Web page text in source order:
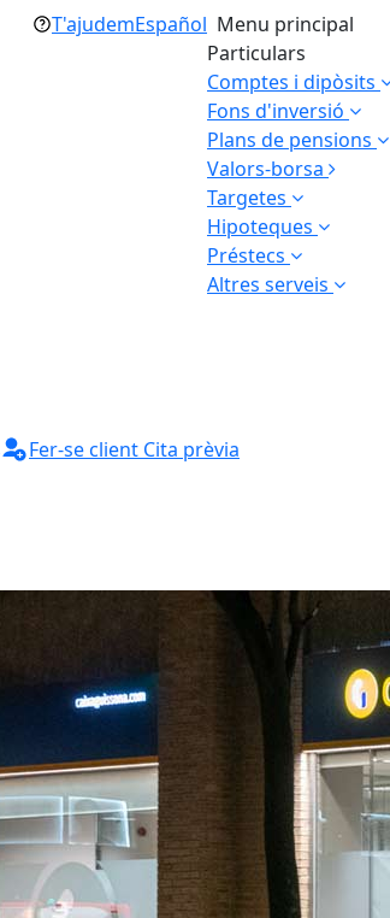
T'ajudemEspañol Menu principal
Particulars
Comptes i dipòsits
Fons d'inversió
Plans de pensions
Valors-borsa
Targetes
Hipoteques
Préstecs
Altres serveis
Fer-se client Cita prèvia